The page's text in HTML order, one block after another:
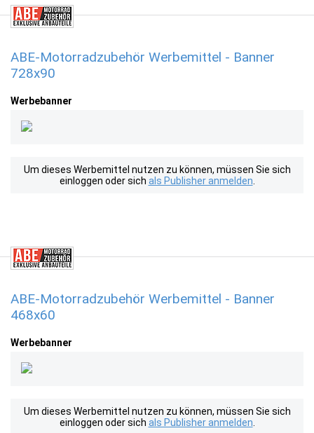
ABE-Motorradzubehör Werbemittel - Banner
728x90
Werbebanner
Um dieses Werbemittel nutzen zu können, müssen Sie sich
einloggen oder sich als Publisher anmelden
ABE-Motorradzubehör Werbemittel - Banner
468x60
Werbebanner
Um dieses Werbemittel nutzen zu können, müssen Sie sich
einloggen oder sich als Publisher anmelden